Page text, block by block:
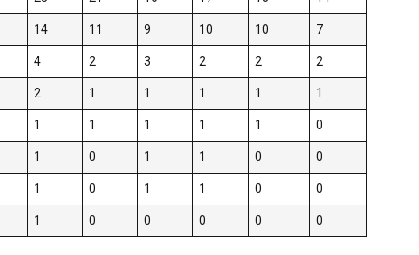
14 11 9 10 10 7
4 2 3 2 2 2
2 1 1 1 1 1
1 1 1 1 1 0
1 0 1 1 0 0
1 0 1 1 0 0
1 0 0 0 0 0